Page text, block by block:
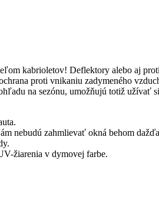
kabrioletov! Deflektory alebo aj
proti vnikaniu zadymeného
na sezónu, umožňujú totiž užívať
nebudú zahmlievať okná behom
žiarenia v dymovej farbe.